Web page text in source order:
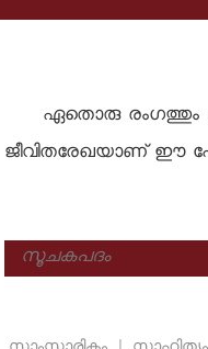
ഏതൊരു രംഗത്തും
ജീവിതരേഖയാണ് ഈ